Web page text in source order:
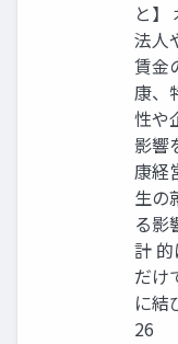
と】
法人
賃金
康、
性や
影響
康経
生の
る影
計
だけ
に結
26